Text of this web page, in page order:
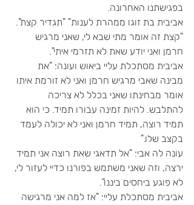
בפגישתנו האחרונה.
אביבית בת זוגו ממהרת לענות" "תגדיר קצת".
"קצת זה אומר מתי שבא לי, שאני מרגיש
חרמן ואני יודע שאת לא תזרמי איתי".
אביבית מסתכלת עליי ביאוש ועונה: "את
מבינה שאבי מרגיש חרמן ואני לא זורמת איתו
אומר מבחינתו שאני בכלל לא צריכה
להתלבש. להיות זמינה עבורו תמיד. כי הוא
תמיד רוצה, תמיד חרמן ואני לא יכולה לעמד
בקצב שלו."
עונה לה אבי: "אל תדאגי שאת רוצה אני תמיד
ירצה, וזה שאני משתמש בפורנו כדיי לעזור לי,
לא פוגע ביחסים ביננו".
אביבית מסתכלת עליי: "אז למה אני מרגישה